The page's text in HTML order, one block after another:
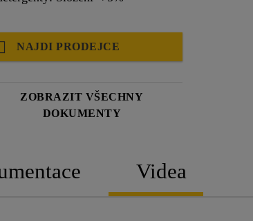
NAJDI PRODEJCE
ZOBRAZIT VŠECHNY
DOKUMENTY
Videa